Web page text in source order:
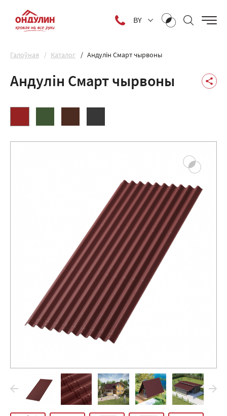
BY
Галоўная Каталог Андулін Смарт чырвоны
Андулін Смарт чырвоны